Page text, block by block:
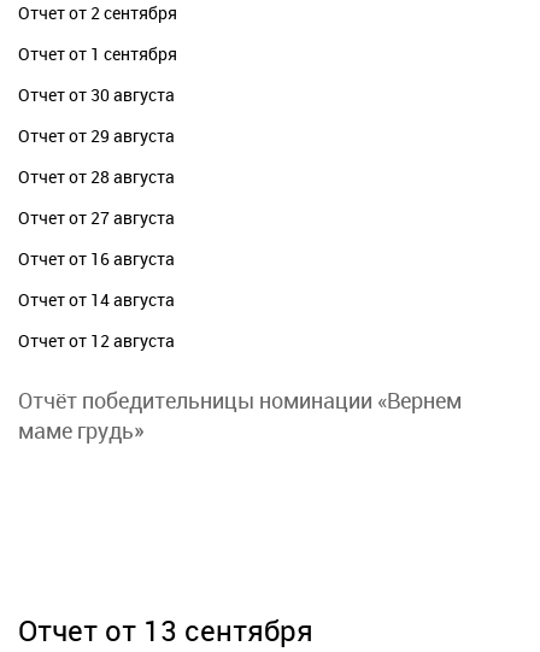
Отчет от 2 сентября
Отчет от 1 сентября
Отчет от 30 августа
Отчет от 29 августа
Отчет от 28 августа
Отчет от 27 августа
Отчет от 16 августа
Отчет от 14 августа
Отчет от 12 августа
Отчёт победительницы номинации «Вернем
маме грудь»
Отчет от 13 сентября